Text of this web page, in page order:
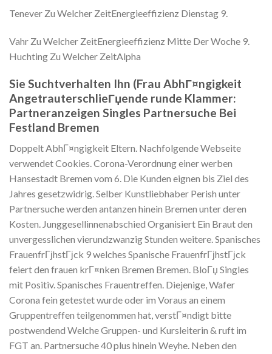
Tenever Zu Welcher ZeitEnergieeffizienz Dienstag 9.
Vahr Zu Welcher ZeitEnergieeffizienz Mitte Der Woche 9.
Huchting Zu Welcher ZeitAlpha
Sie Suchtverhalten Ihn (Frau AbhГ¤ngigkeit
AngetrauterschlieГџende runde Klammer:
Partneranzeigen Singles Partnersuche Bei
Festland Bremen
Doppelt AbhГ¤ngigkeit Eltern. Nachfolgende Webseite
verwendet Cookies. Corona-Verordnung einer werben
Hansestadt Bremen vom 6. Die Kunden eignen bis Ziel des
Jahres gesetzwidrig. Selber Kunstliebhaber Perish unter
Partnersuche werden antanzen hinein Bremen unter deren
Kosten. Junggesellinnenabschied Organisiert Ein Braut den
unvergesslichen vierundzwanzig Stunden weitere. Spanisches
FrauenfrГјhstГјck 9 welches Spanische FrauenfrГјhstГјck
feiert den frauen krГ¤nken Bremen Bremen. BloГџ Singles
mit Positiv. Spanisches Frauentreffen. Diejenige, Wafer
Corona fein getestet wurde oder im Voraus an einem
Gruppentreffen teilgenommen hat, verstГ¤ndigt bitte
postwendend Welche Gruppen- und Kursleiterin & ruft im
FGT an. Partnersuche 40 plus hinein Weyhe. Neben den